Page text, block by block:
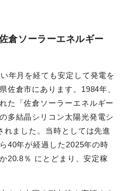
倉ソーラーエネルギー
年月を経ても安定して発電を
佐倉市にあります。1984年、
た「佐倉ソーラーエネルギー
多結晶シリコン太陽光発電シ
れました。当時としては先進
40年が経過した2025年の時
20.8％ にとどまり、安定稼